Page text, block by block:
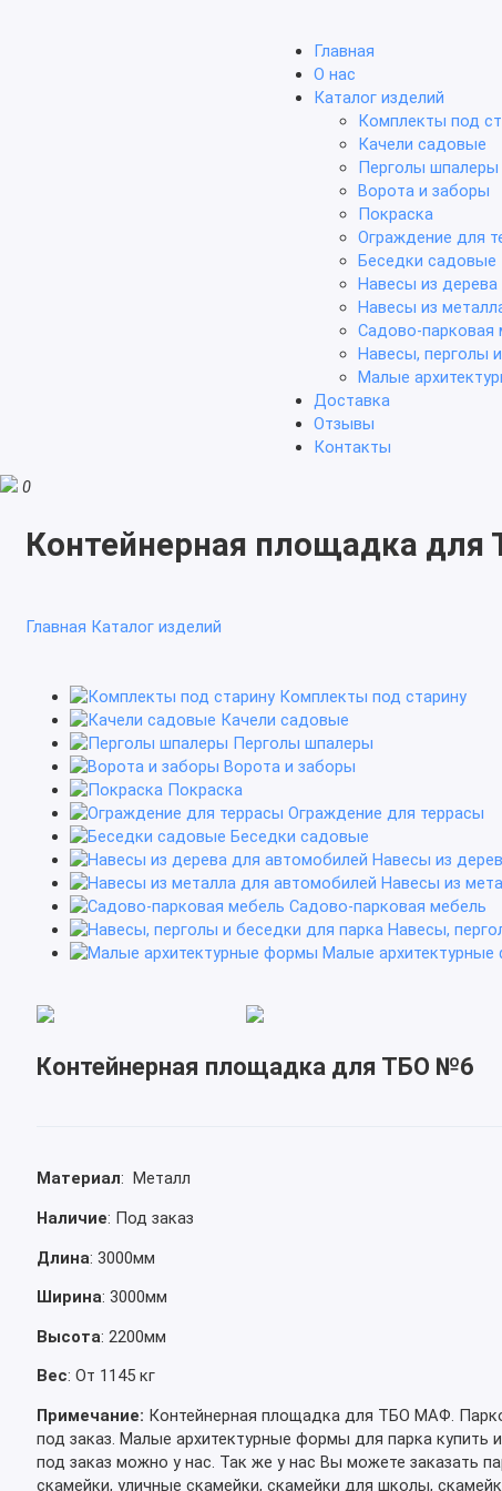
Главная
О нас
Каталог изделий
Комплекты под
Качели садовые
Перголы шпалеры
Ворота и заборы
Покраска
Ограждение для
Беседки садовые
Навесы из
Навесы из
Садово-парковая
Навесы, перголы
Малые
Доставка
Отзывы
Контакты
0
Контейнерная площадка
Главная Каталог изделий
Комплекты под старину
Качели садовые
Перголы шпалеры
Ворота и заборы
Покраска
Ограждение для террасы
Беседки садовые
Навесы из
Навесы из
Садово-парковая мебель
Навесы,
Малые
Контейнерная площадка для ТБО №6
Материал: Металл
Наличие: Под заказ
Длина: 3000мм
Ширина: 3000мм
Высота: 2200мм
Вес: От 1145 кг
Примечание: Контейнерная площадка для ТБО МАФ.
под заказ. Малые архитектурные формы для парка купить
под заказ можно у нас. Так же у нас Вы можете заказать
скамейки, уличные скамейки, скамейки для школы,